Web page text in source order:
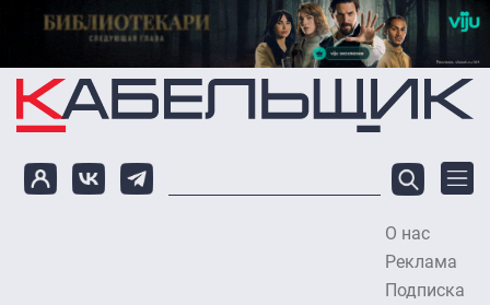
Перейти к основному содержанию
О нас
Реклама
Подписка